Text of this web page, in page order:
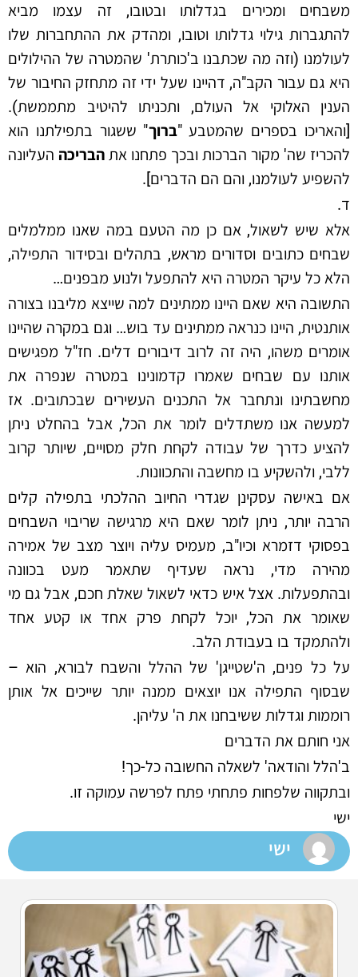
משבחים ומכירים בגדלותו ובטובו, זה עצמו מביא
להתגברות גילוי גדלותו וטובו, ומהדק את ההתחברות שלו
לעולמנו (וזה מה שכתבנו ב'כותרת' שהמטרה של ההילולים
היא גם עבור הקב"ה, דהיינו שעל ידי זה מתחזק החיבור של
הענין האלוקי אל העולם, ותכניתו להיטיב מתממשת).
[והאריכו בספרים שהמטבע "ברוך" ששגור בתפילתנו הוא
להכריז שה' מקור הברכות ובכך פתחנו את הבריכה העליונה
להשפיע לעולמנו, והם הם הדברים].
ד.
אלא שיש לשאול, אם כן מה הטעם במה שאנו ממלמלים
שבחים כתובים וסדורים מראש, בתהלים ובסידור התפילה,
הלא כל עיקר המטרה היא להתפעל ולנוע מבפנים…
התשובה היא שאם היינו ממתינים למה שייצא מליבנו בצורה
אותנטית, היינו כנראה ממתינים עד בוש… וגם במקרה שהיינו
אומרים משהו, היה זה לרוב דיבורים דלים. חז"ל מפגישים
אותנו עם שבחים שאמרו קדמונינו במטרה שנפרה את
מחשבתינו ונתחבר אל התכנים העשירים שבכתובים. אז
למעשה אנו משתדלים לומר את הכל, אבל בהחלט ניתן
להציע כדרך של עבודה לקחת חלק מסויים, שיותר קרוב
ללבי, ולהשקיע בו מחשבה והתכוונות.
אם באישה עסקינן שגדרי החיוב ההלכתי בתפילה קלים
הרבה יותר, ניתן לומר שאם היא מרגישה שריבוי השבחים
בפסוקי דזמרא וכיו"ב, מעמיס עליה ויוצר מצב של אמירה
מהירה מדי, נראה שעדיף שתאמר מעט בכוונה
ובהתפעלות. אצל איש כדאי לשאול שאלת חכם, אבל גם מי
שאומר את הכל, יוכל לקחת פרק אחד או קטע אחד
ולהתמקד בו בעבודת הלב.
על כל פנים, ה'שטייגן' של ההלל והשבח לבורא, הוא –
שבסוף התפילה אנו יוצאים ממנה יותר שייכים אל אותן
רוממות וגדלות ששיבחנו את ה' עליהן.
אני חותם את הדברים
ב'הלל והודאה' לשאלה החשובה כל-כך!
ובתקווה שלפחות פתחתי פתח לפרשה עמוקה זו.
ישי
ישי